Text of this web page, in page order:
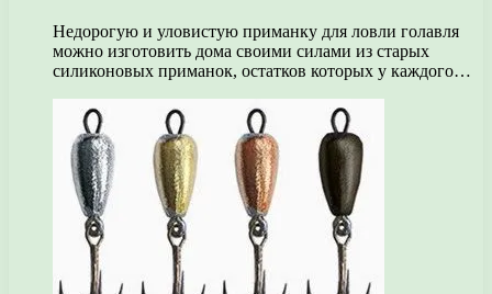
Недорогую и уловистую приманку для ловли голавля
можно изготовить дома своими силами из старых
силиконовых приманок, остатков которых у каждого…